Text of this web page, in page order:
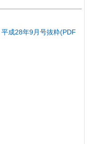
平成28年9月号抜粋(PDF